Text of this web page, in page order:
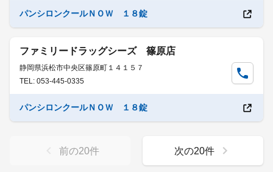
パンシロンクールＮＯＷ １８錠
ファミリードラッグシーズ 篠原店
静岡県浜松市中央区篠原町１４１５７
TEL: 053-445-0335
パンシロンクールＮＯＷ １８錠
前の20件 次の20件